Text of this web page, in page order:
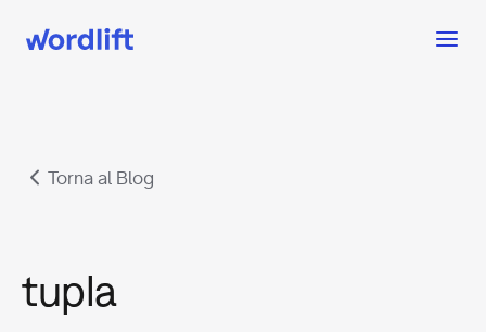
Torna al Blog
tupla